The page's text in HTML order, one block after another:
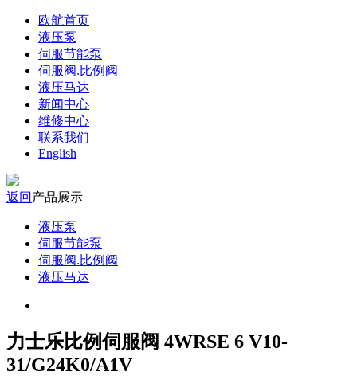
欧航首页
液压泵
伺服节能泵
伺服阀.比例阀
液压马达
新闻中心
维修中心
联系我们
English
返回 产品展示
液压泵
伺服节能泵
伺服阀.比例阀
液压马达
力士乐比例伺服阀 4WRSE 6 V10-
31/G24K0/A1V